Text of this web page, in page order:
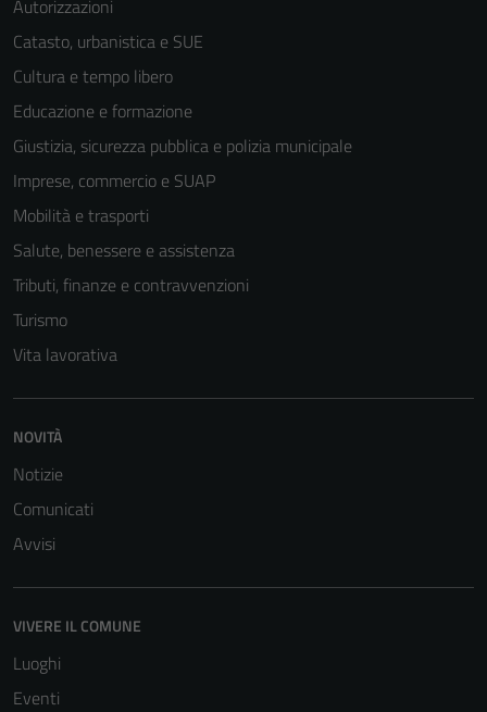
Autorizzazioni
Catasto, urbanistica e SUE
Cultura e tempo libero
Educazione e formazione
Giustizia, sicurezza pubblica e polizia municipale
Imprese, commercio e SUAP
Mobilità e trasporti
Salute, benessere e assistenza
Tributi, finanze e contravvenzioni
Turismo
Vita lavorativa
NOVITÀ
Notizie
Comunicati
Avvisi
VIVERE IL COMUNE
Luoghi
Eventi
del sito e non